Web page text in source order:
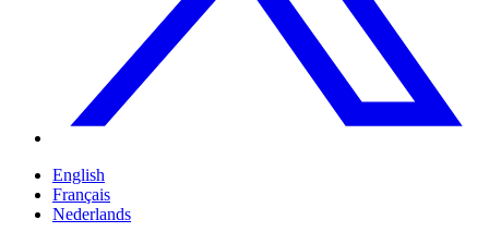
English
Français
Nederlands